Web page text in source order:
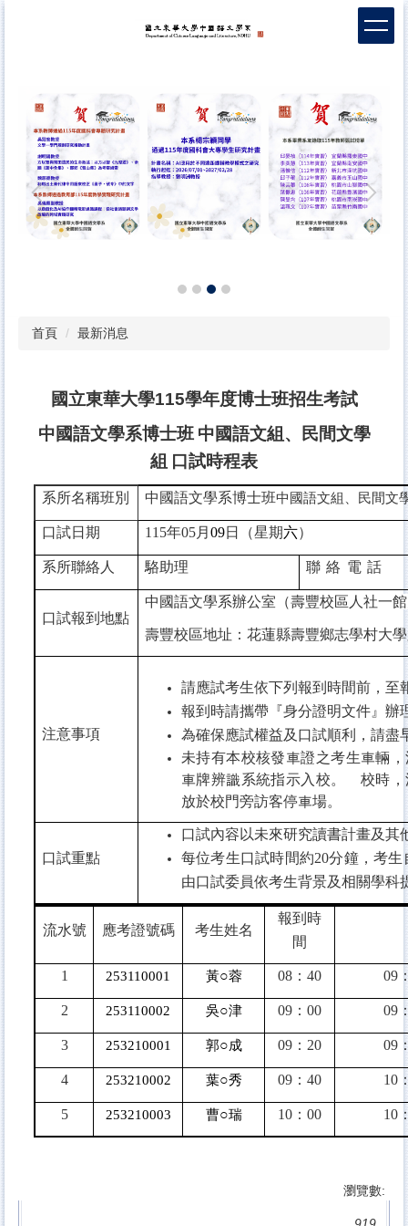
首頁 最新消息
國立東華大學115學年度博士班招生考試
中國語文學系博士班 中國語文組、民間文學
組 口試時程表
系所名稱班別 中國語文學系博士班中國語文組、民間文
口試日期 115年05月 09日（星期六）
系所聯絡人 駱助理 聯絡電話
口試報到地點
中國語文學系辦公室（壽豐校區人社一
壽豐校區地址：花蓮縣壽豐鄉志學村大
注意事項
請應試考生依下列報到時間前，至
報到時請攜帶『身分證明文件』辦
為確保應試權益及口試順利，請盡
未持有本校核發車證之考生車輛
車牌辨識系統指示入校。離校時
放於校門旁訪客停車場。
口試重點
口試內容以未來研究讀書計畫及其
每位考生口試時間約20分鐘，考生
由口試委員依考生背景及相關學科
流水號 應考證號碼 考生姓名
報到時
間
1 253110001 黃○蓉 08 ： 40 09
2 253110002 吳○津 09 ： 00 09
3 253210001 郭○成 09 ： 20 09
4 253210002 葉○秀 09 ： 40 10
5 253210003 曹○瑞 10 ： 00 10
瀏覽數: